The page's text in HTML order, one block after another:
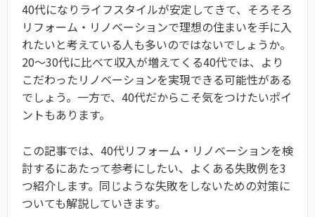
40代になりライフスタイルが安定してきて、そろそろ
リフォーム・リノベーションで理想の住まいを手に入
れたいと考えている人も多いのではないでしょうか。
20〜30代に比べて収入が増えてくる40代では、より
こだわったリノベーションを実現できる可能性がある
でしょう。一方で、40代だからこそ気をつけたいポイ
ントもあります。
この記事では、40代リフォーム・リノベーションを検
討するにあたって参考にしたい、よくある失敗例を3
つ紹介します。同じような失敗をしないための対策に
ついても解説していきます。